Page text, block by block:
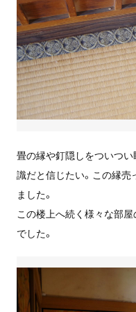
畳の縁や釘隠しをついつ
識だと信じたい。この縁
ました。
この楼上へ続く様々な部
でした。